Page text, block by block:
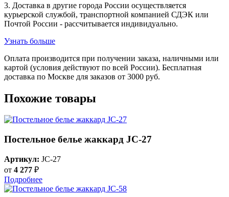
3. Доставка в другие города России осуществляется
курьерской службой, транспортной компанией СДЭК или
Почтой России - рассчитывается индивидуально.
Узнать больше
Оплата производится при получении заказа, наличными или
картой (условия действуют по всей России). Бесплатная
доставка по Москве для заказов от 3000 руб.
Похожие товары
Постельное белье жаккард JC-27
Артикул: JC-27
от 4 277 ₽
Подробнее